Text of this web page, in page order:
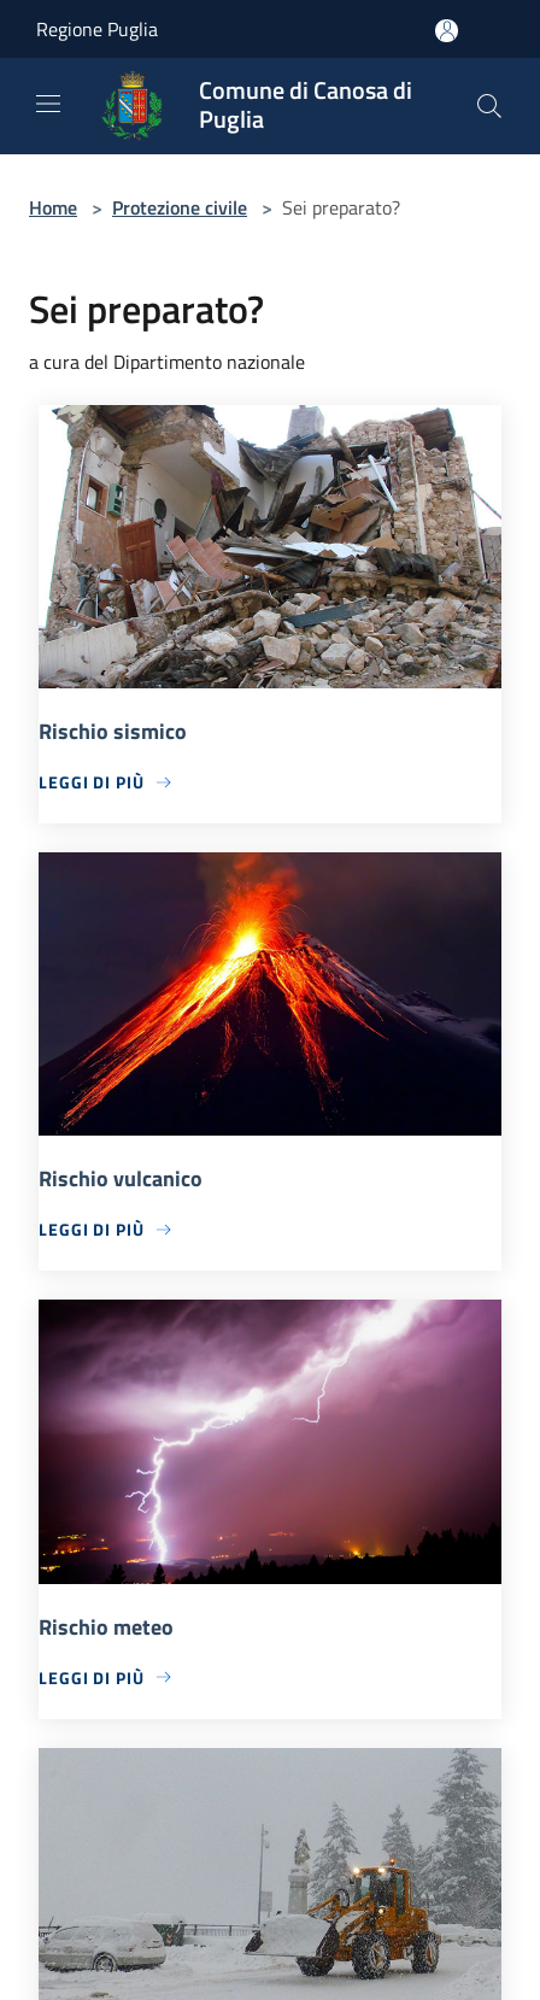
Regione Puglia
Comune di Canosa di
Puglia
Home > Protezione civile > Sei preparato?
Sei preparato?
a cura del Dipartimento nazionale
Rischio sismico
LEGGI DI PIÙ
Rischio vulcanico
LEGGI DI PIÙ
Rischio meteo
LEGGI DI PIÙ